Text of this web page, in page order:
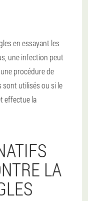
en essayant les
une infection peut
procédure de
utilisés ou si le
effectue la
LA